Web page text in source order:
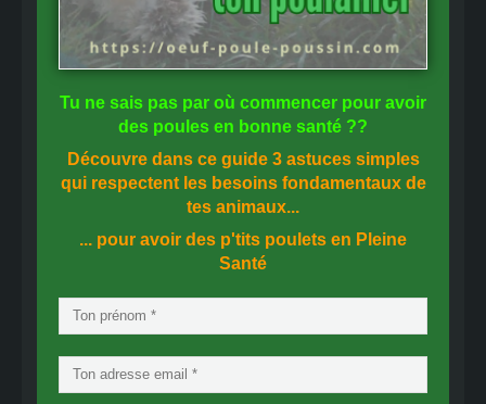
Tu ne sais pas par où commencer pour avoir
des poules en bonne santé ??
Découvre dans ce guide 3 astuces simples
qui respectent les besoins fondamentaux de
tes animaux...
... pour avoir des p'tits poulets en Pleine
Santé